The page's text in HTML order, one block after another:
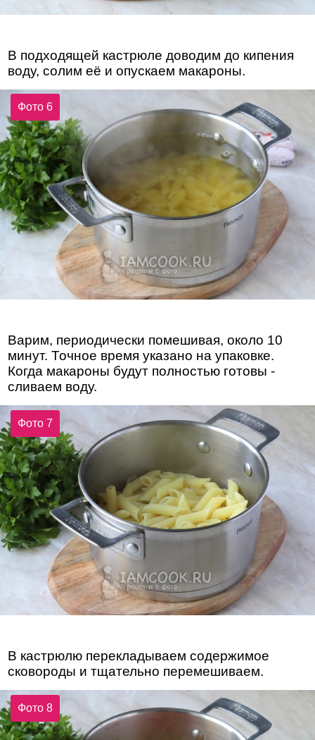
В подходящей кастрюле доводим до кипения
воду, солим её и опускаем макароны.
Фото 6
Варим, периодически помешивая, около 10
минут. Точное время указано на упаковке.
Когда макароны будут полностью готовы -
сливаем воду.
Фото 7
В кастрюлю перекладываем содержимое
сковороды и тщательно перемешиваем.
Фото 8